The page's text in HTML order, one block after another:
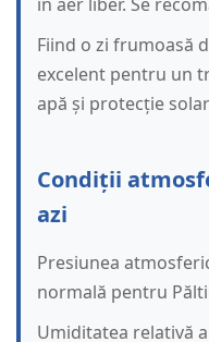
Fiind o zi frumoasă
excelent pentru un
apă și protecție
Condiții
azi
Presiunea
normală pentru
Umiditatea relativă